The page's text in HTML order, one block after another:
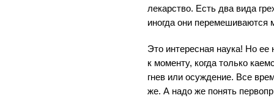
лекарство. Есть два вида
иногда они перемешиваются
Это интересная наука! Но
к моменту, когда только
гнев или осуждение. Все
же. А надо же понять